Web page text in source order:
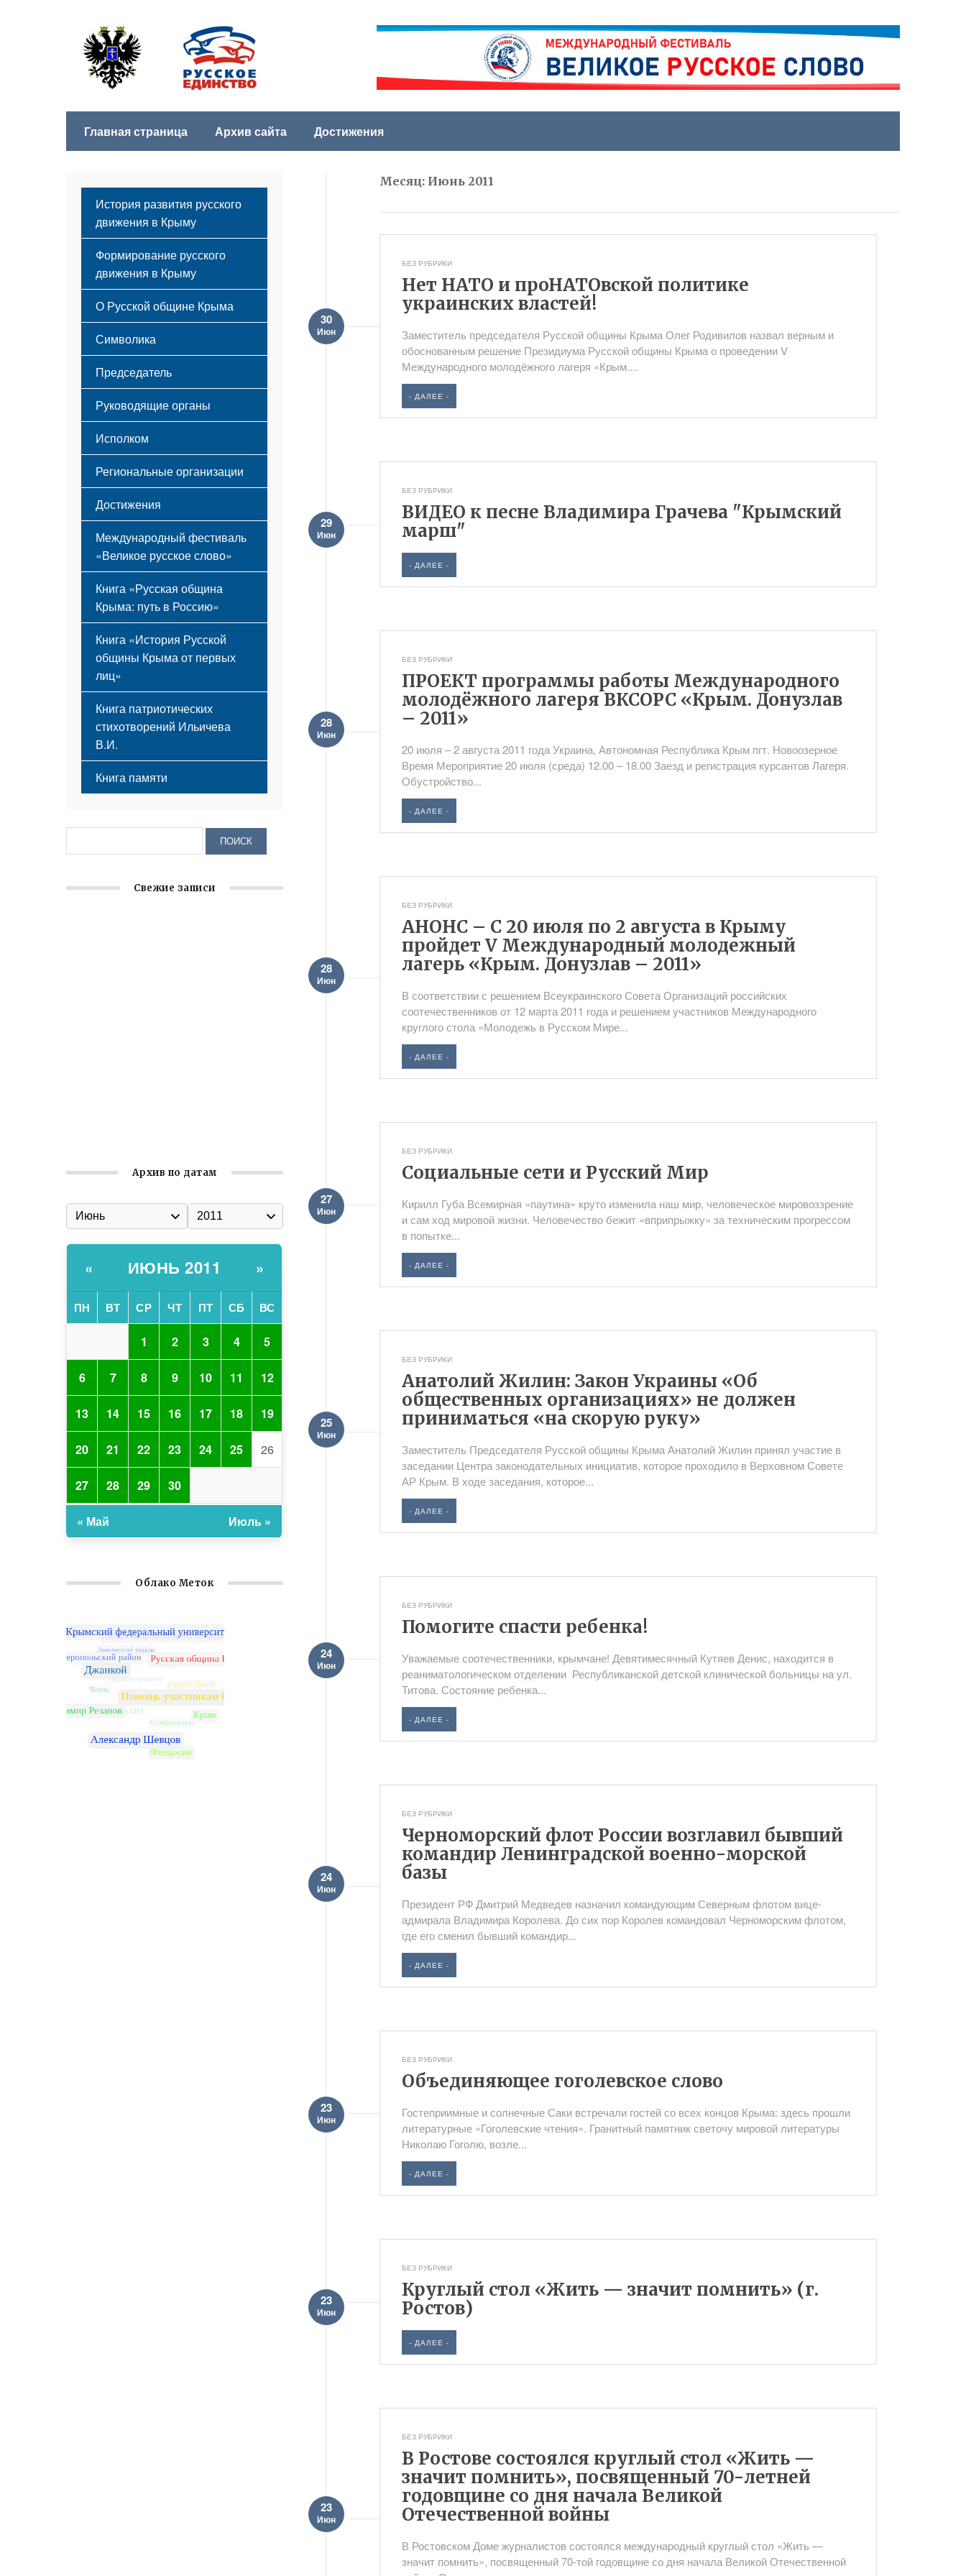
Главная страница Архив сайта Достижения
Месяц: Июнь 2011
БЕЗ РУБРИКИ
Нет НАТО и проНАТОвской политике
украинских властей!
30
Июн
Заместитель председателя Русской общины Крыма Олег Родивилов назвал верным и
обоснованным решение Президиума Русской общины Крыма о проведении V
Международного молодёжного лагеря «Крым....
- ДАЛЕЕ -
БЕЗ РУБРИКИ
ВИДЕО к песне Владимира Грачева "Крымский
марш"
29
Июн
- ДАЛЕЕ -
БЕЗ РУБРИКИ
ПРОЕКТ программы работы Международного
молодёжного лагеря ВКСОРС «Крым. Донузлав
– 2011»
28
Июн
20 июля – 2 августа 2011 года Украина, Автономная Республика Крым пгт. Новоозерное
Время Мероприятие 20 июля (среда) 12.00 – 18.00 Заезд и регистрация курсантов Лагеря.
Обустройство...
- ДАЛЕЕ -
БЕЗ РУБРИКИ
АНОНС – С 20 июля по 2 августа в Крыму
пройдет V Международный молодежный
лагерь «Крым. Донузлав – 2011»
28
Июн
В соответствии с решением Всеукраинского Совета Организаций российских
соотечественников от 12 марта 2011 года и решением участников Международного
круглого стола «Молодежь в Русском Мире...
- ДАЛЕЕ -
БЕЗ РУБРИКИ
Социальные сети и Русский Мир
27
Июн
Кирилл Губа Всемирная «паутина» круто изменила наш мир, человеческое мировоззрение
и сам ход мировой жизни. Человечество бежит «вприпрыжку» за техническим прогрессом
в попытке...
- ДАЛЕЕ -
БЕЗ РУБРИКИ
Анатолий Жилин: Закон Украины «Об
общественных организациях» не должен
приниматься «на скорую руку»
25
Июн
Заместитель Председателя Русской общины Крыма Анатолий Жилин принял участие в
заседании Центра законодательных инициатив, которое проходило в Верховном Совете
АР Крым. В ходе заседания, которое...
- ДАЛЕЕ -
БЕЗ РУБРИКИ
Помогите спасти ребенка!
24
Июн
Уважаемые соотечественники, крымчане! Девятимесячный Кутяев Денис, находится в
реаниматологическом отделении Республиканской детской клинической больницы на ул.
Титова. Состояние ребенка...
- ДАЛЕЕ -
БЕЗ РУБРИКИ
Черноморский флот России возглавил бывший
командир Ленинградской военно-морской
базы
24
Июн
Президент РФ Дмитрий Медведев назначил командующим Северным флотом вице-
адмирала Владимира Королева. До сих пор Королев командовал Черноморским флотом,
где его сменил бывший командир...
- ДАЛЕЕ -
БЕЗ РУБРИКИ
Объединяющее гоголевское слово
23
Июн
Гостеприимные и солнечные Саки встречали гостей со всех концов Крыма: здесь прошли
литературные «Гоголевские чтения». Гранитный памятник светочу мировой литературы
Николаю Гоголю, возле...
- ДАЛЕЕ -
БЕЗ РУБРИКИ
Круглый стол «Жить — значит помнить» (г.
Ростов)
23
Июн
- ДАЛЕЕ -
БЕЗ РУБРИКИ
В Ростове состоялся круглый стол «Жить —
значит помнить», посвященный 70-летней
годовщине со дня начала Великой
Отечественной войны
23
Июн
В Ростовском Доме журналистов состоялся международный круглый стол «Жить —
значит помнить», посвященный 70-той годовщине со дня начала Великой Отечественной
История развития русского
движения в Крыму
Формирование русского
движения в Крыму
Русский Крым
О Русской общине Крыма
Этапы становления
Принципы деятельности
Структура
Мероприятия
Символика
Флаг
Герб
Гимн
Председатель
Руководящие органы
Исполком
Региональные организации
Достижения
Международный фестиваль
«Великое русское слово»
Книга «Русская община
Крыма: путь в Россию»
Книга «История Русской
общины Крыма от первых
лиц»
Книга патриотических
стихотворений Ильичева
В.И.
Книга памяти
Свежие записи
Архив по датам
« ИЮНЬ 2011 »
ПН ВТ СР ЧТ ПТ СБ ВС
1 2 3 4 5
6 7 8 9 10 11 12
13 14 15 16 17 18 19
20 21 22 23 24 25 26
27 28 29 30
« Май Июль »
Облако Меток